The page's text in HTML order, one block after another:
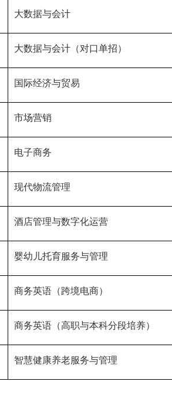
大数据与会计
大数据与会计（对口单招）
国际经济与贸易
市场营销
电子商务
现代物流管理
酒店管理与数字化运营
婴幼儿托育服务与管理
商务英语（跨境电商）
商务英语（高职与本科分段培养）
智慧健康养老服务与管理